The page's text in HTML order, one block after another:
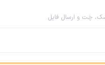
چَت و ارسال فایل